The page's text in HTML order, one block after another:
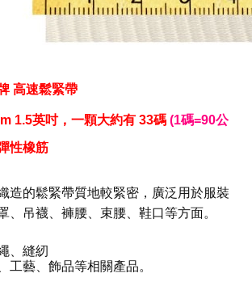
高速鬆緊帶
1.5英吋， 一顆大約有 33碼 (1碼=90公
性橡筋
造的鬆緊帶質地較緊密，廣泛用於服裝
、吊襪、褲腰、束腰、鞋口等方面。
、縫紉
工藝、飾品等相關產品。